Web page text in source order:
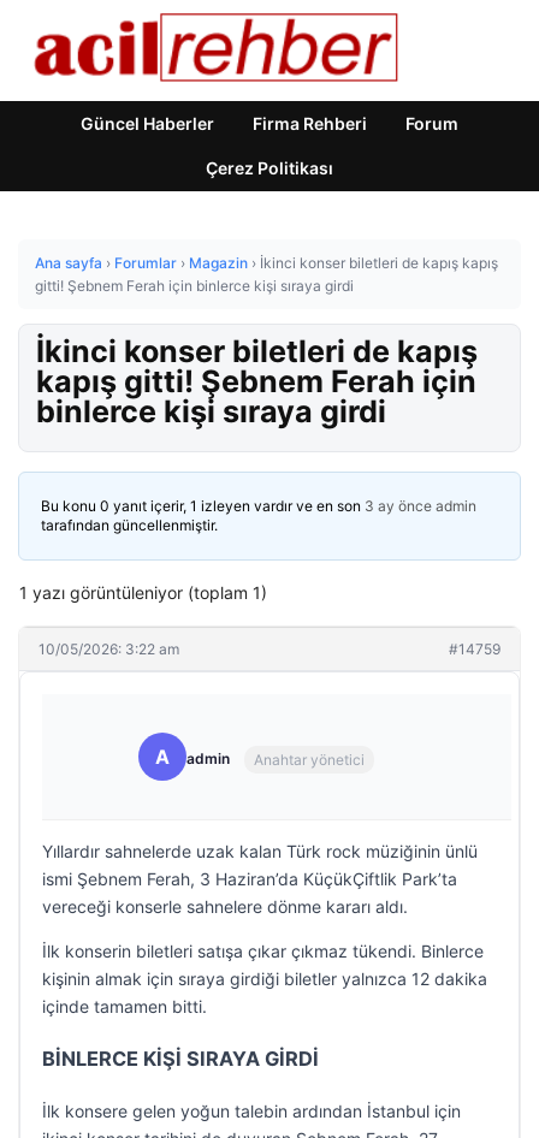
Güncel Haberler Firma Rehberi Forum
Çerez Politikası
Ana sayfa › Forumlar › Magazin › İkinci konser biletleri de kapış kapış
gitti! Şebnem Ferah için binlerce kişi sıraya girdi
İkinci konser biletleri de kapış
kapış gitti! Şebnem Ferah için
binlerce kişi sıraya girdi
Bu konu 0 yanıt içerir, 1 izleyen vardır ve en son 3 ay önce admin
tarafından güncellenmiştir.
1 yazı görüntüleniyor (toplam 1)
10/05/2026: 3:22 am #14759
A admin Anahtar yönetici
Yıllardır sahnelerde uzak kalan Türk rock müziğinin ünlü
ismi Şebnem Ferah, 3 Haziran’da KüçükÇiftlik Park’ta
vereceği konserle sahnelere dönme kararı aldı.
İlk konserin biletleri satışa çıkar çıkmaz tükendi. Binlerce
kişinin almak için sıraya girdiği biletler yalnızca 12 dakika
içinde tamamen bitti.
BİNLERCE KİŞİ SIRAYA GİRDİ
İlk konsere gelen yoğun talebin ardından İstanbul için